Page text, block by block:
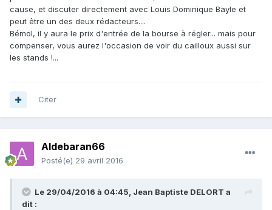
cause, et discuter directement avec Louis Dominique Bayle et
peut être un des deux rédacteurs....
Bémol, il y aura le prix d'entrée de la bourse à régler... mais pour
compenser, vous aurez l'occasion de voir du cailloux aussi sur
les stands !...
Citer
Aldebaran66
Posté(e) 29 avril 2016
Le 29/04/2016 à 04:45, Jean Baptiste DELORT a
dit :